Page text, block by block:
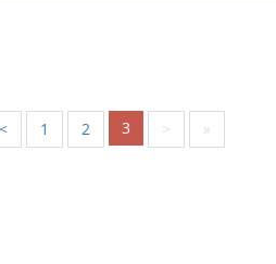
< 1 2 3 > »